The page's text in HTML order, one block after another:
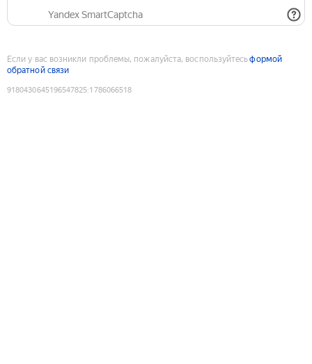
Yandex SmartCaptcha
Если у вас возникли проблемы, пожалуйста, воспользуйтесьформой
обратной связи
9180430645196547825:1786066518